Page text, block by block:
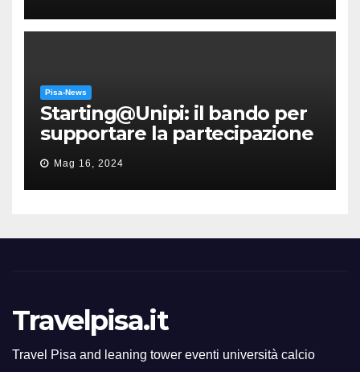
Pisa-News
Starting@Unipi: il bando per
supportare la partecipazione
all’ERC Starting Grant
Mag 16, 2024
Travelpisa.it
Travel Pisa and leaning tower eventi università calcio